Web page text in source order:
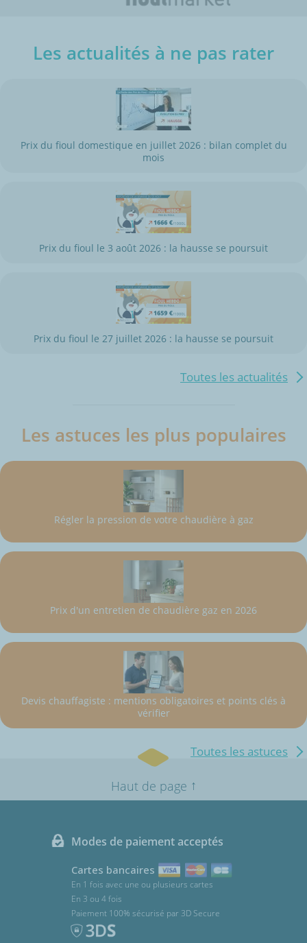
Les actualités à ne pas rater
Prix du fioul domestique en juillet 2026 : bilan complet du
mois
Prix du fioul le 3 août 2026 : la hausse se poursuit
Prix du fioul le 27 juillet 2026 : la hausse se poursuit
Toutes les actualités
Les astuces les plus populaires
Régler la pression de votre chaudière à gaz
Prix d'un entretien de chaudière gaz en 2026
Devis chauffagiste : mentions obligatoires et points clés à
vérifier
Toutes les astuces
Haut de page ↑
Modes de paiement acceptés
Cartes bancaires
En 1 fois avec une ou plusieurs cartes
En 3 ou 4 fois
Paiement 100% sécurisé par 3D Secure